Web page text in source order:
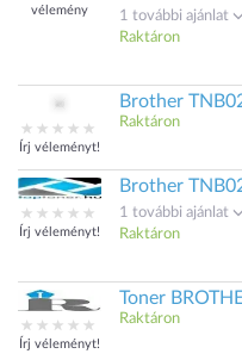
vélemény
1 további ajánlat
Raktáron
Írj véleményt!
Brother
Raktáron
Írj véleményt!
Brother
1 további ajánlat
Raktáron
Írj véleményt!
Toner
Raktáron